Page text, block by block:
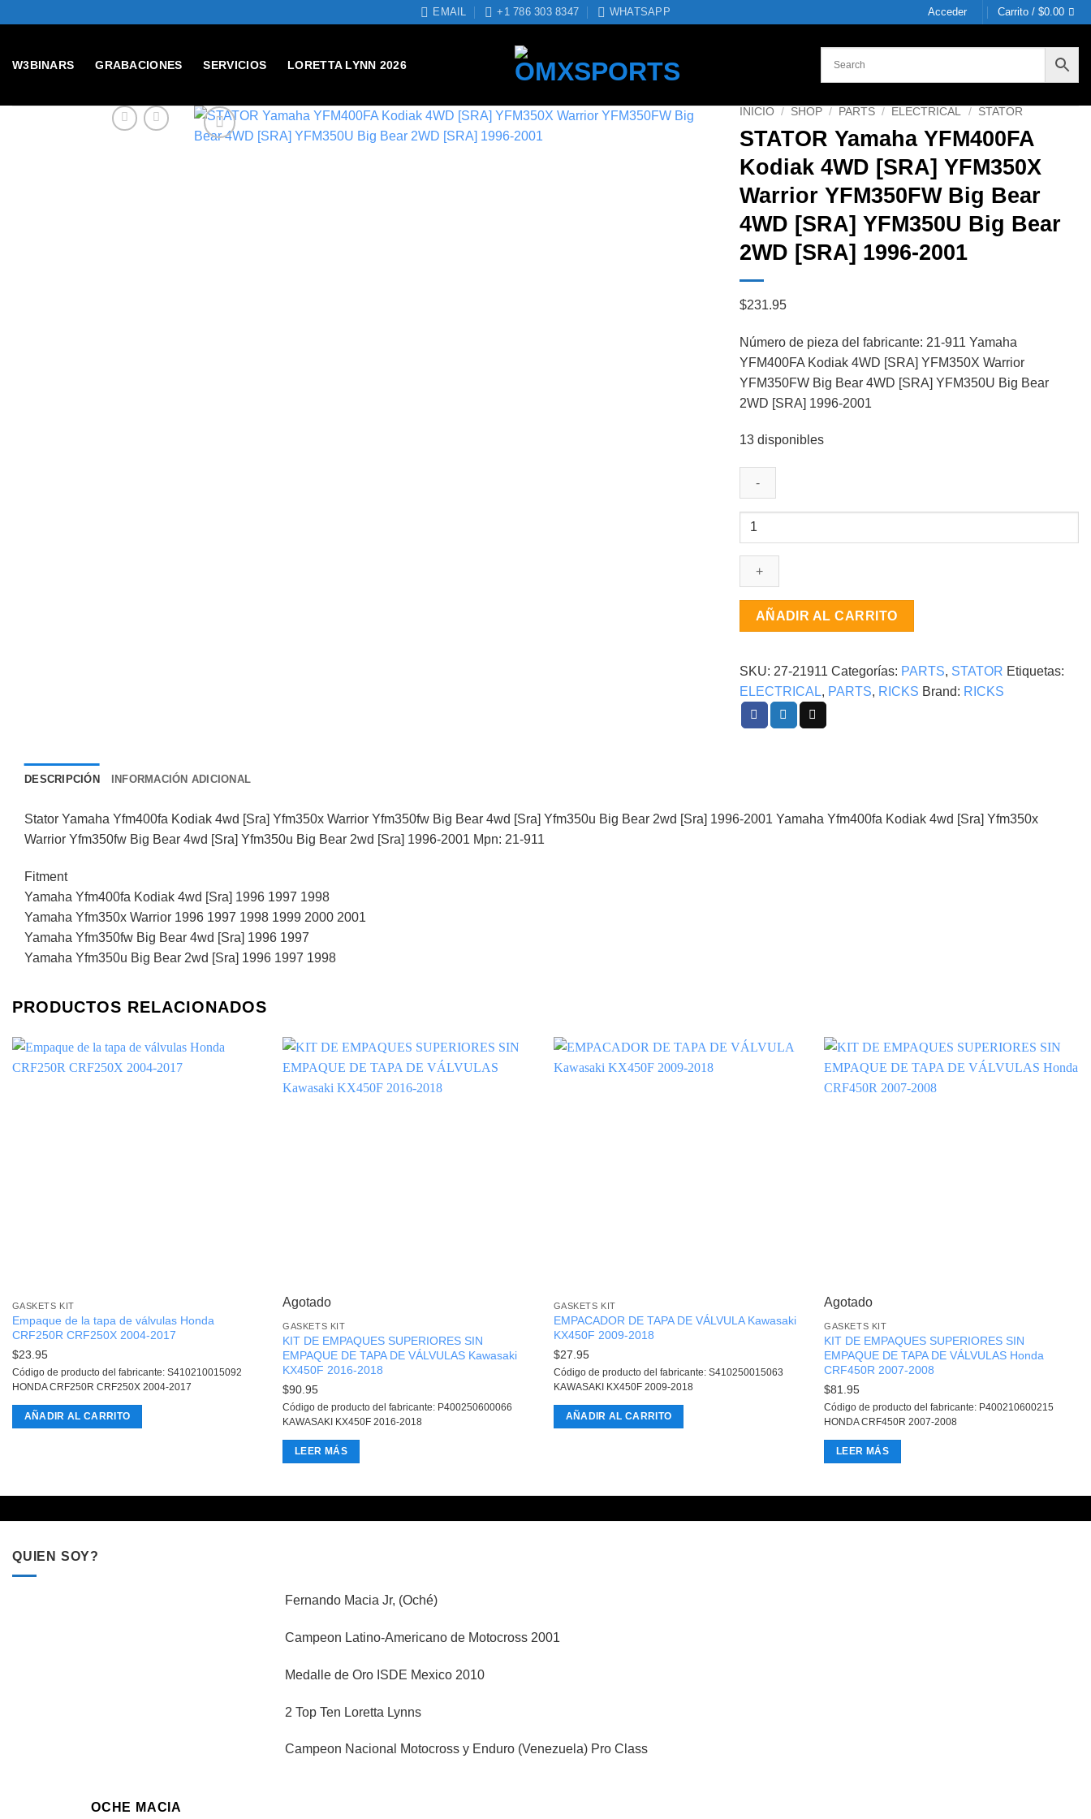
EMAIL +1 786 303 8347 WHATSAPP Acceder Carrito /$0.00
W3BINARS GRABACIONES SERVICIOS LORETTA LYNN 2026
INICIO / SHOP / PARTS / ELECTRICAL / STATOR
STATOR Yamaha YFM400FA
Kodiak 4WD [SRA] YFM350X
Warrior YFM350FW Big Bear
4WD [SRA] YFM350U Big Bear
2WD [SRA] 1996-2001
$231.95
Número de pieza del fabricante: 21-911 Yamaha
YFM400FA Kodiak 4WD [SRA] YFM350X Warrior
YFM350FW Big Bear 4WD [SRA] YFM350U Big Bear
2WD [SRA] 1996-2001
13 disponibles
STATOR
YFM400FA
Kodiak
[SRA]
YFM350X
YFM350FW
Big
Bear
4WD
2WD
AÑADIR AL CARRITO
SKU: 27-21911 Categorías: PARTS, STATOR Etiquetas:
ELECTRICAL, PARTS, RICKS Brand: RICKS
DESCRIPCIÓN INFORMACIÓN ADICIONAL
Stator Yamaha Yfm400fa Kodiak 4wd [Sra] Yfm350x Warrior Yfm350fw Big Bear 4wd [Sra] Yfm350u Big Bear 2wd [Sra] 1996-2001 Yamaha Yfm400fa Kodiak 4wd [Sra] Yfm350x
Warrior Yfm350fw Big Bear 4wd [Sra] Yfm350u Big Bear 2wd [Sra] 1996-2001 Mpn: 21-911
Fitment
Yamaha Yfm400fa Kodiak 4wd [Sra] 1996 1997 1998
Yamaha Yfm350x Warrior 1996 1997 1998 1999 2000 2001
Yamaha Yfm350fw Big Bear 4wd [Sra] 1996 1997
Yamaha Yfm350u Big Bear 2wd [Sra] 1996 1997 1998
PRODUCTOS RELACIONADOS
GASKETS KIT
Empaque de la tapa de válvulas Honda
CRF250R CRF250X 2004-2017
$23.95
Código de producto del fabricante: S410210015092
HONDA CRF250R CRF250X 2004-2017
AÑADIR AL CARRITO
Agotado
GASKETS KIT
KIT DE EMPAQUES SUPERIORES SIN
EMPAQUE DE TAPA DE VÁLVULAS Kawasaki
KX450F 2016-2018
$90.95
Código de producto del fabricante: P400250600066
KAWASAKI KX450F 2016-2018
LEER MÁS
GASKETS KIT
EMPACADOR DE TAPA DE VÁLVULA Kawasaki
KX450F 2009-2018
$27.95
Código de producto del fabricante: S410250015063
KAWASAKI KX450F 2009-2018
AÑADIR AL CARRITO
Agotado
GASKETS KIT
KIT DE EMPAQUES SUPERIORES SIN
EMPAQUE DE TAPA DE VÁLVULAS Honda
CRF450R 2007-2008
$81.95
Código de producto del fabricante: P400210600215
HONDA CRF450R 2007-2008
LEER MÁS
QUIEN SOY?
OCHE MACIA
Fernando Macia Jr, (Oché)
Campeon Latino-Americano de Motocross 2001
Medalle de Oro ISDE Mexico 2010
2 Top Ten Loretta Lynns
Campeon Nacional Motocross y Enduro (Venezuela) Pro Class